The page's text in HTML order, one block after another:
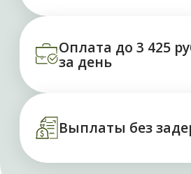
Преимущества
Ежедневные выплаты
Оплата сразу после смены